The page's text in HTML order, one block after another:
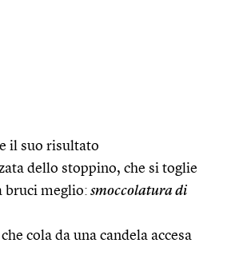
il suo risultato
dello stoppino, che si toglie
bruci meglio: smoccolatura di
cola da una candela accesa